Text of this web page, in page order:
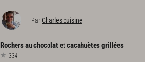
Par Charles cuisine
Rochersauchocolatetcacahuètesgrillées
334